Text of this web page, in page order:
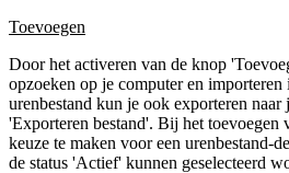
Toevoegen
Door het activeren van de knop
opzoeken op je computer en
urenbestand kun je ook exporteren
'Exporteren bestand'. Bij het toevoegen
keuze te maken voor een urenbestand-
de status 'Actief' kunnen geselecteerd